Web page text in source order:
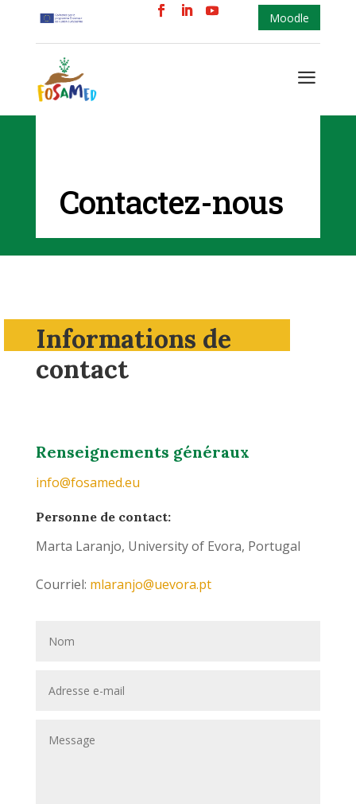
Moodle
a
Contactez-nous
Informations de
contact
Renseignements généraux
info@fosamed.eu
Personne de contact:
Marta Laranjo, University of Evora, Portugal
Courriel: mlaranjo@uevora.pt